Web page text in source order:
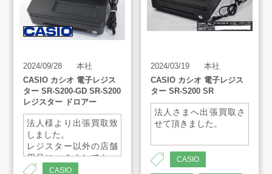
販売のご案内
会社案内
お知らせ
AMESYO MAGAGINE
2024/09/28
本社
CASIO カシオ 電子レジス
ター SR-S200-GD SR-S200
レジスター ドロアー
法人様より出張買取致
しました。
レジスター以外の店舗
用品につきましても、
買取を行っておりま
CASIO
2024/03/19
本社
CASIO カシオ 電子レジス
ター SR-S200 SR
法人さまへ出張買取さ
せて頂きました。
CASIO